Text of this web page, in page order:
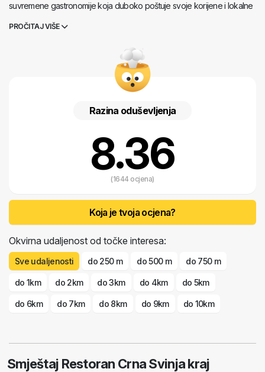
suvremene gastronomije koja duboko poštuje svoje korijene i lokalne
PROČITAJ VIŠE
Razina oduševljenja
8.36
(1644 ocjena)
Koja je tvoja ocjena?
Okvirna udaljenost od točke interesa:
Sve udaljenosti do 250 m do 500 m do 750 m
do 1km do 2km do 3km do 4km do 5km
do 6km do 7km do 8km do 9km do 10km
Smještaj Restoran Crna Svinja kraj